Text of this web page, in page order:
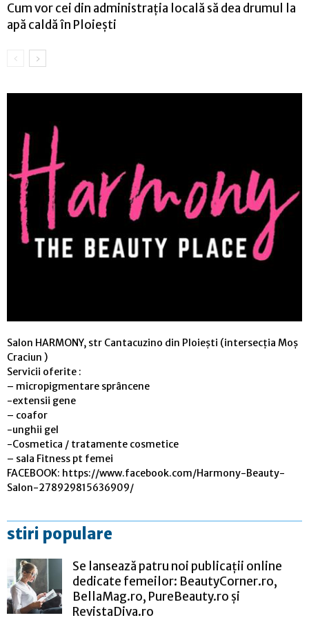
Cum vor cei din administrația locală să dea drumul la
apă caldă în Ploiești
Salon HARMONY, str Cantacuzino din Ploiești (intersecția Moș
Craciun )
Servicii oferite :
– micropigmentare sprâncene
-extensii gene
– coafor
-unghii gel
-Cosmetica / tratamente cosmetice
– sala Fitness pt femei
FACEBOOK: https://www.facebook.com/Harmony-Beauty-
Salon-278929815636909/
stiri populare
Se lansează patru noi publicații online
dedicate femeilor: BeautyCorner.ro,
BellaMag.ro, PureBeauty.ro și
RevistaDiva.ro